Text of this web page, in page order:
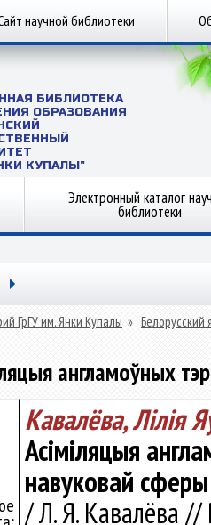
научной библиотеки
БИБЛИОТЕКА
ОБРАЗОВАНИЯ
КУПАЛЫ"
Электронный каталог
библиотеки
ГрГУ им. Янки Купалы » Белорусский
англамоўных
Кавалёва, Лілія
Асіміляцыя
навуковай сферы
/ Л. Я. Кавалёва //